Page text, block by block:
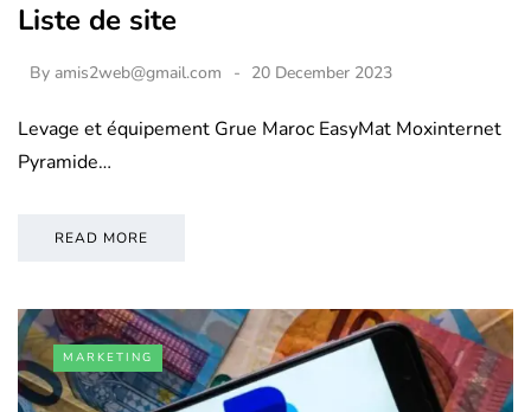
Liste de site
By amis2web@gmail.com 20 December 2023
Levage et équipement Grue Maroc EasyMat Moxinternet
Pyramide…
READ MORE
MARKETING